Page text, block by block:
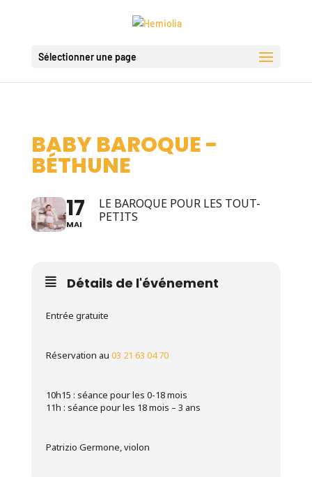
Sélectionner une page
BABY BAROQUE -
BÉTHUNE
17
MAI
LE BAROQUE POUR LES TOUT-
PETITS
Détails de l'événement
Entrée gratuite
Réservation au 03 21 63 04 70
10h15 : séance pour les 0-18 mois
11h : séance pour les 18 mois – 3 ans
Patrizio Germone, violon